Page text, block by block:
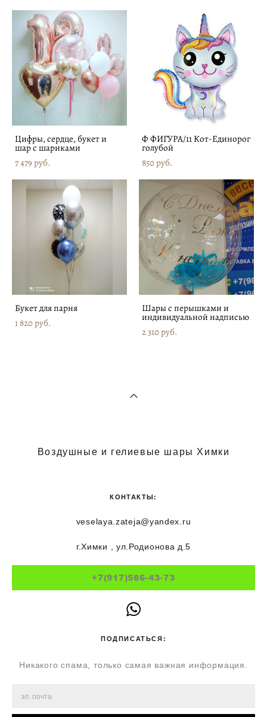
Цифры, сердце, букет и
шар с шариками
7 479 pуб.
Ф ФИГУРА/11 Кот-Единорог
голубой
850 pуб.
Букет для парня
1 820 pуб.
Шары с перышками и
индивидуальной надписью
2 310 pуб.
Воздушные и гелиевые шары Химки
КОНТАКТЫ:
veselaya.zateja@yandex.ru
г.Химки , ул.Родионова д.5
+7(917)586-43-73
ПОДПИСАТЬСЯ:
Никакого спама, только самая важная информация.